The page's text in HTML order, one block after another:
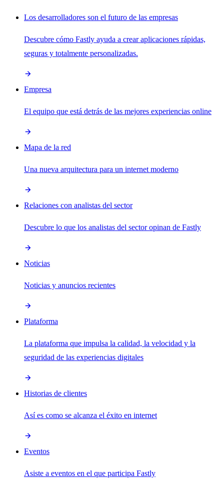
Los desarrolladores son el futuro de las empresas
Descubre cómo Fastly ayuda a crear aplicaciones rápidas,
seguras y totalmente personalizadas.
Empresa
El equipo que está detrás de las mejores experiencias online
Mapa de la red
Una nueva arquitectura para un internet moderno
Relaciones con analistas del sector
Descubre lo que los analistas del sector opinan de Fastly
Noticias
Noticias y anuncios recientes
Plataforma
La plataforma que impulsa la calidad, la velocidad y la
seguridad de las experiencias digitales
Historias de clientes
Así es como se alcanza el éxito en internet
Eventos
Asiste a eventos en el que participa Fastly